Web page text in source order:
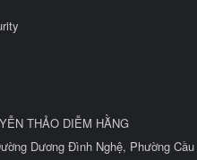
THẢO DIỄM HẰNG
Dương Đình Nghệ, Phường